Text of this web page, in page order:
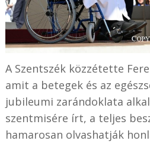
A Szentszék közzétette
amit a betegek és az
jubileumi zarándoklata
szentmisére írt, a teljes
hamarosan olvashatják